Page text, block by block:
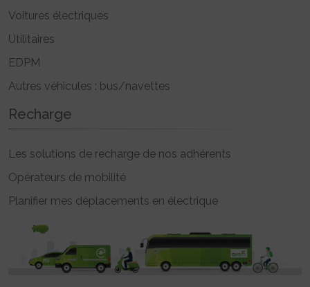
Voitures électriques
Utilitaires
EDPM
Autres véhicules : bus/navettes
Recharge
Les solutions de recharge de nos adhérents
Opérateurs de mobilité
Planifier mes déplacements en électrique